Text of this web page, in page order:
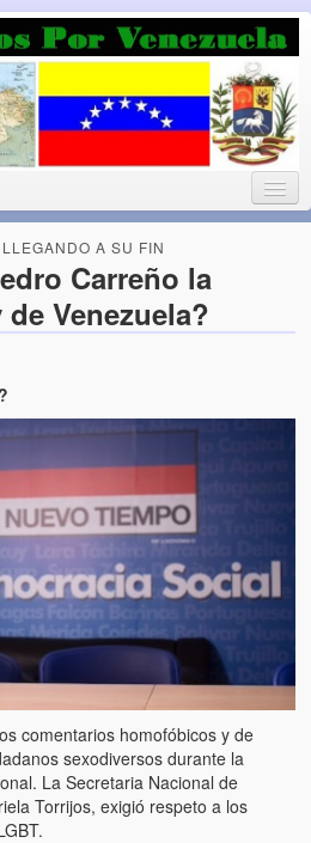
Democracia
peste que le ha caido a esta tierra
te da la bienvenida a éste nuestro
Venezuela welcomes you to our Blog)
this Blog)
Teques (The Jerk and the Reds in
with chavistas)
amante de los niños” (The mockery of
lover”)
Venezuela (Children of the streets of
A SU FIN
Carreño la
Venezuela?
comentarios homofóbicos y de
sexodiversos durante la
La Secretaria Nacional de
Torrijos, exigió respeto a los